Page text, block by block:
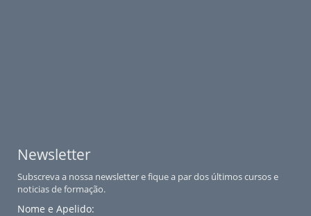
Newsletter
Subscreva a nossa newsletter e fique a par dos últimos cursos e
noticias de formação.
Nome e Apelido: